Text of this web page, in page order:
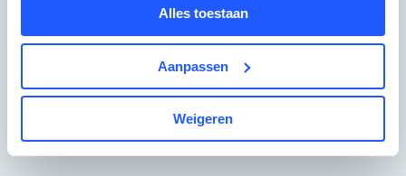
Alles toestaan
Aanpassen
Weigeren